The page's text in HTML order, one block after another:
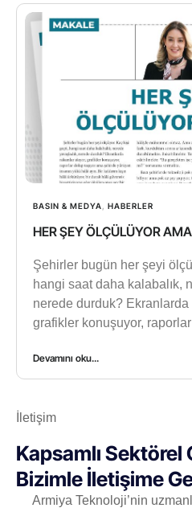
BASIN & MEDYA HABERLER
HER ŞEY ÖLÇÜLÜYOR
Şehirler bugün her şeyi
hangi saat daha kalabalık,
nerede durduk? Ekranlarda
grafikler konuşuyor,
Devamını oku...
İletişim
Kapsamlı Sektörel
Bizimle İletişime
Armiya Teknoloji’nin